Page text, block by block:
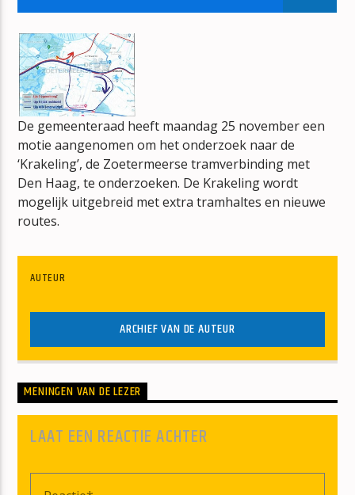
T FUST VOL MUZIEK
ARNOLD OVERHAART
mz-radio
De gemeenteraad heeft maandag 25 november een
motie aangenomen om het onderzoek naar de
‘Krakeling’, de Zoetermeerse tramverbinding met
Den Haag, te onderzoeken. De Krakeling wordt
mogelijk uitgebreid met extra tramhaltes en nieuwe
routes.
AUTEUR
ARCHIEF VAN DE AUTEUR
MENINGEN VAN DE LEZER
LAAT EEN REACTIE ACHTER